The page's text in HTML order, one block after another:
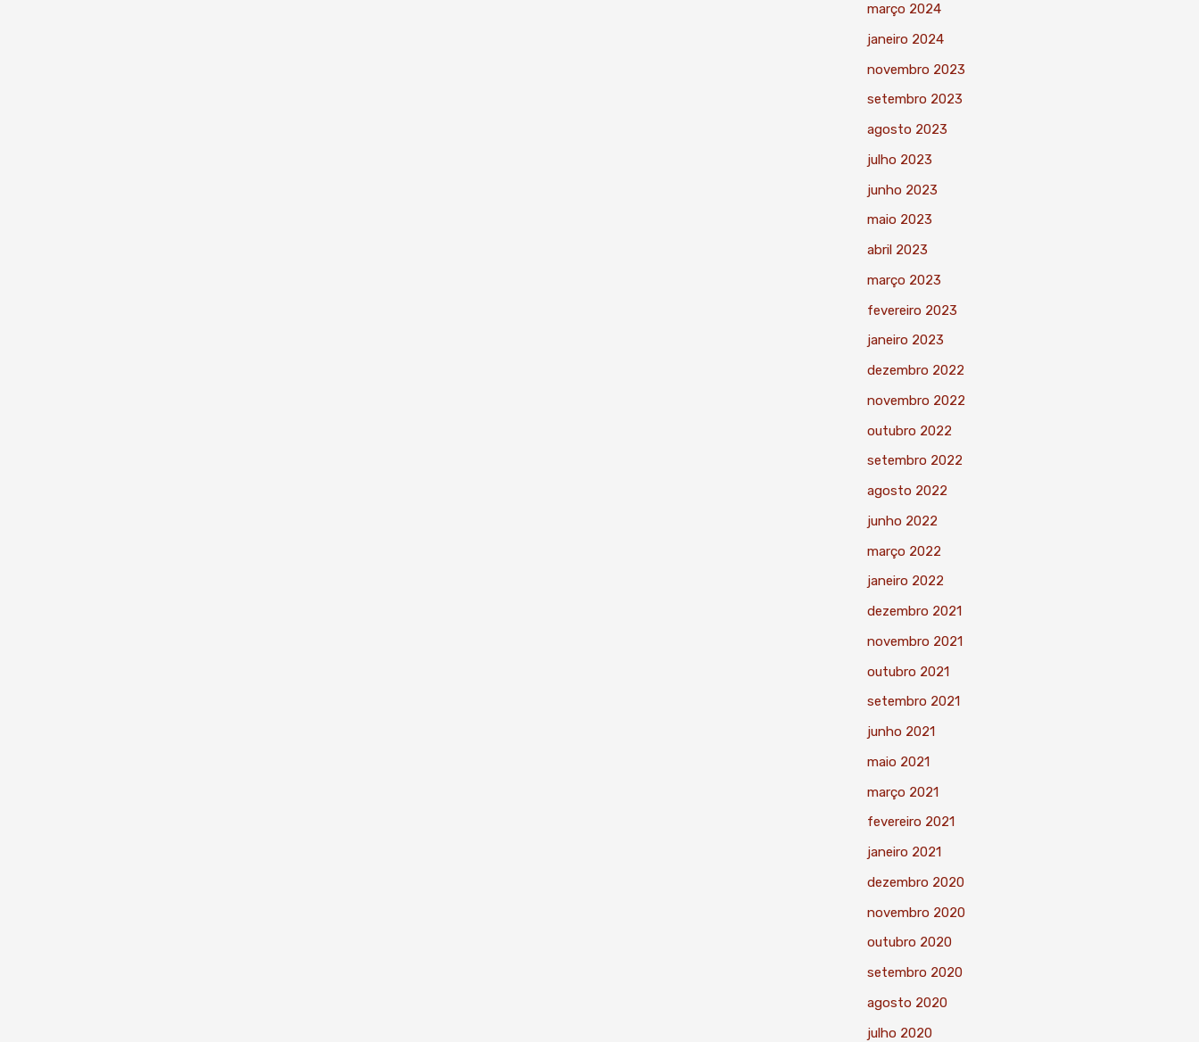
março 2024
janeiro 2024
novembro 2023
setembro 2023
agosto 2023
julho 2023
junho 2023
maio 2023
abril 2023
março 2023
fevereiro 2023
janeiro 2023
dezembro 2022
novembro 2022
outubro 2022
setembro 2022
agosto 2022
junho 2022
março 2022
janeiro 2022
dezembro 2021
novembro 2021
outubro 2021
setembro 2021
junho 2021
maio 2021
março 2021
fevereiro 2021
janeiro 2021
dezembro 2020
novembro 2020
outubro 2020
setembro 2020
agosto 2020
julho 2020